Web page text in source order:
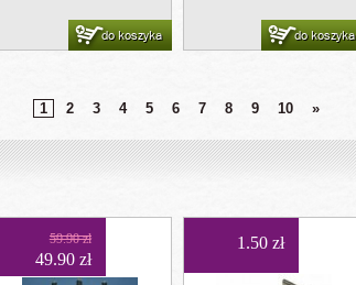
do koszyka do koszyka
1 2 3 4 5 6 7 8 9 10 »
59.90 zł
49.90 zł
1.50 zł